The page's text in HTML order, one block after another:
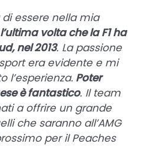
essere nella mia
l’ultima volta che la F1 ha
nel 2013. La passione
era evidente e mi
l’esperienza. Poter
è fantastico. Il team
a offrire un grande
che saranno all’AMG
per il Peaches